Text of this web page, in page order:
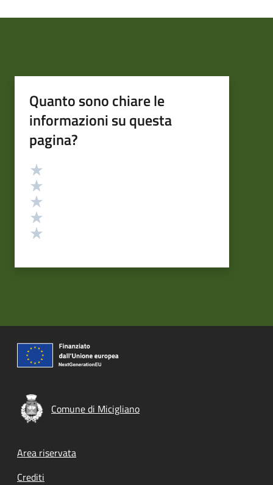
Quanto sono chiare le
informazioni su questa
pagina?
Valutazione
Comune di Micigliano
Footer menu
Area riservata
Crediti